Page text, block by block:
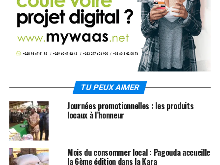
TU PEUX AIMER
Journées promotionnelles : les produits
locaux à l’honneur
Mois du consommer local : Pagouda accueille
la 6ème édition dans la Kara